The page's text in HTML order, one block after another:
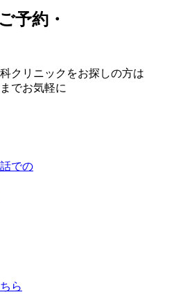
予約・
クリニックをお探しの方は
でお気軽に
での
ら